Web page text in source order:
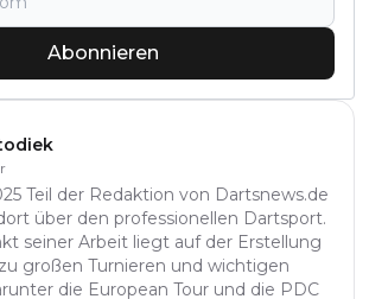
Abonnieren
Teil der Redaktion von Dartsnews.de
über den professionellen Dartsport.
seiner Arbeit liegt auf der Erstellung
großen Turnieren und wichtigen
die European Tour und die PDC